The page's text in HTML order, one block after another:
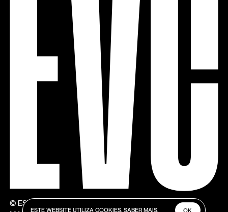
ESTE WEBSITE UTILIZA COOKIES.SABER MAIS. OK
© ESTÚDIOS VICTOR CÓRDON